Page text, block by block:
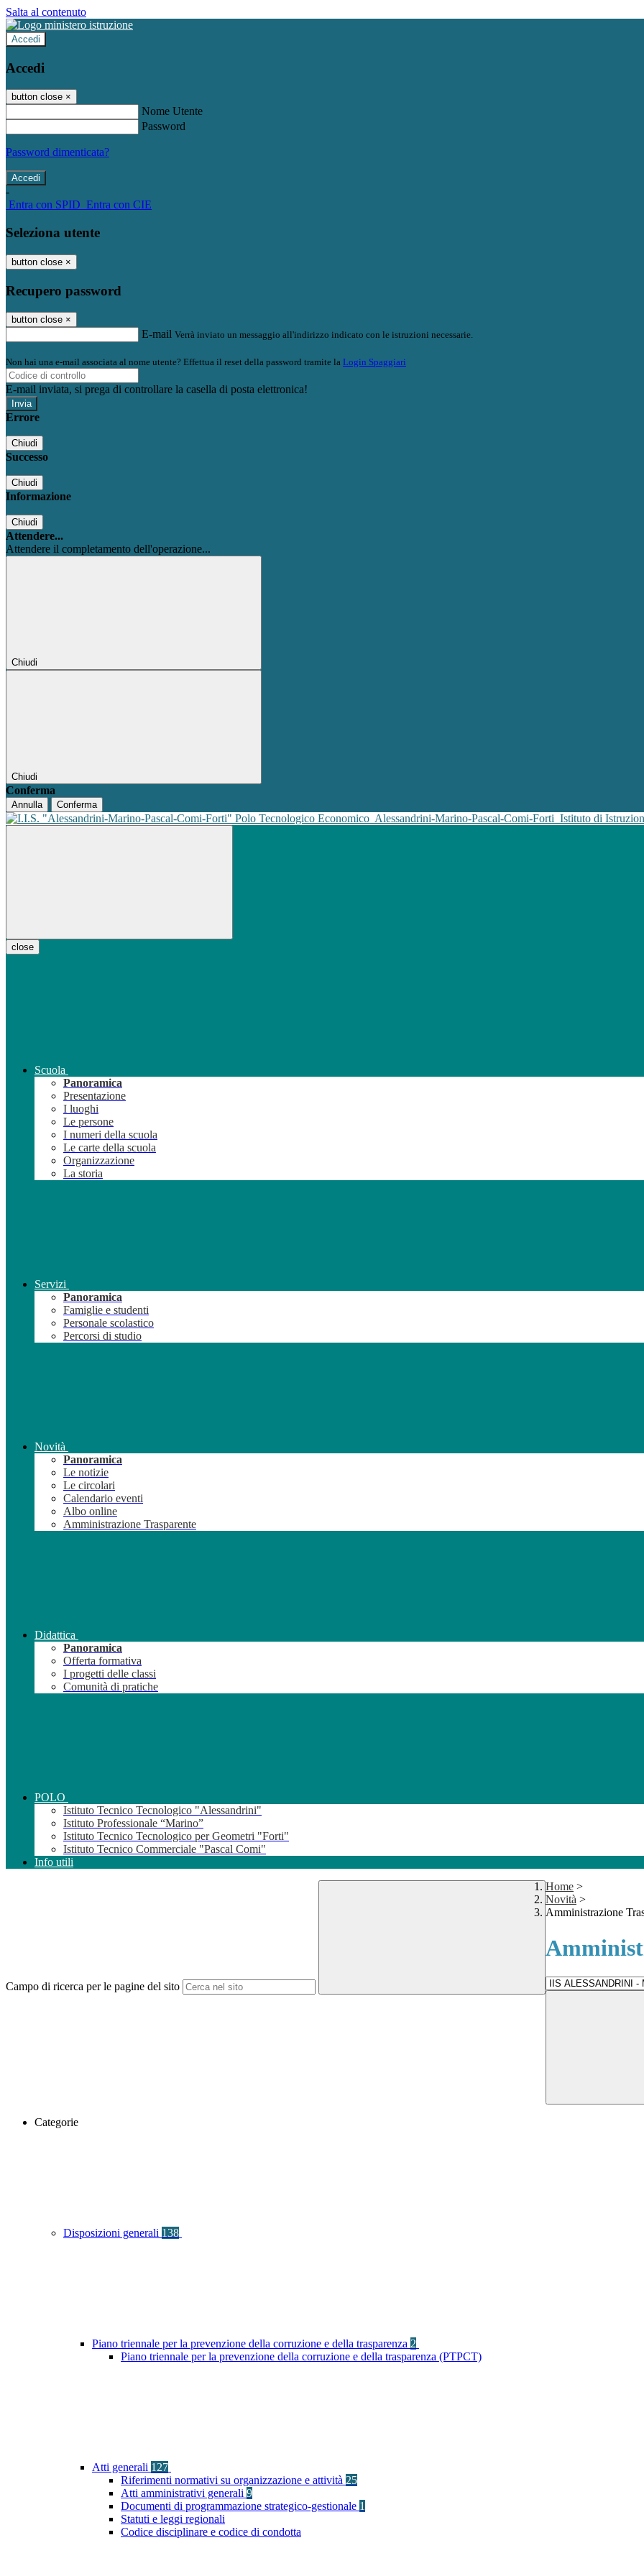
Salta al contenuto
Accedi
Accedi
button close ×
Nome Utente
Password
Password dimenticata?
-
Entra con SPID Entra con CIE
Seleziona utente
button close ×
Recupero password
button close ×
E-mail Verrà inviato un messaggio all'indirizzo indicato con le istruzioni necessarie.
Non hai una e-mail associata al nome utente? Effettua il reset della password tramite la Login Spaggiari
E-mail inviata, si prega di controllare la casella di posta elettronica!
Errore
Chiudi
Successo
Chiudi
Informazione
Chiudi
Attendere...
Attendere il completamento dell'operazione...
Chiudi
Chiudi
Conferma
Annulla Conferma
Polo Tecnologico Economico Alessandrini-Marino-Pascal-Comi-Forti Istituto di
close
Scuola
Panoramica
Presentazione
I luoghi
Le persone
I numeri della scuola
Le carte della scuola
Organizzazione
La storia
Servizi
Panoramica
Famiglie e studenti
Personale scolastico
Percorsi di studio
Novità
Panoramica
Le notizie
Le circolari
Calendario eventi
Albo online
Amministrazione Trasparente
Didattica
Panoramica
Offerta formativa
I progetti delle classi
Comunità di pratiche
POLO
Istituto Tecnico Tecnologico "Alessandrini"
Istituto Professionale “Marino”
Istituto Tecnico Tecnologico per Geometri "Forti"
Istituto Tecnico Commerciale "Pascal Comi"
Info utili
Campo di ricerca per le pagine del sito
Home >
Novità >
Amministrazione
Categorie
Disposizioni generali 138
Piano triennale per la prevenzione della corruzione e della trasparenza 2
Piano triennale per la prevenzione della corruzione e della trasparenza (PTPCT)
Atti generali 127
Riferimenti normativi su organizzazione e attività 25
Atti amministrativi generali 9
Documenti di programmazione strategico-gestionale 1
Statuti e leggi regionali
Codice disciplinare e codice di condotta